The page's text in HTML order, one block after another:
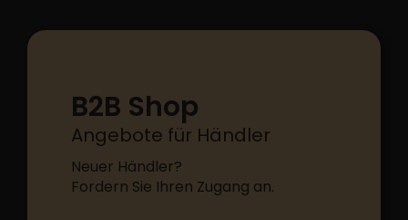
B2B Shop
Angebote für Händler
Neuer Händler?
Fordern Sie Ihren Zugang an.